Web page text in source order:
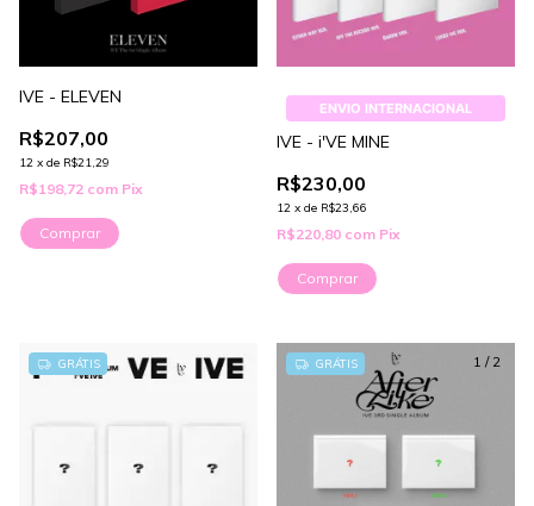
IVE - ELEVEN
R$207,00
12 x de R$21,29
R$198,72 com Pix
Comprar
ENVIO INTERNACIONAL
IVE - i'VE MINE
R$230,00
12 x de R$23,66
R$220,80 com Pix
Comprar
GRÁTIS 1 / 2
GRÁTIS